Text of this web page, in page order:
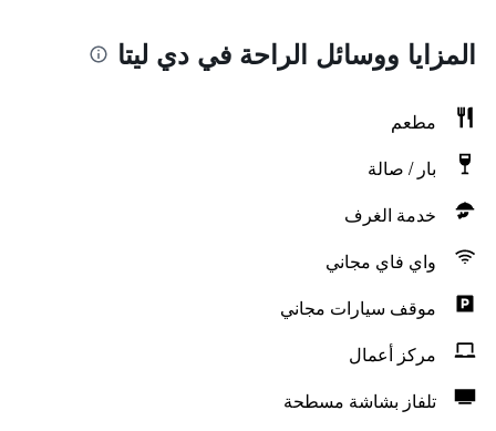
المزايا ووسائل الراحة في دي ليتا
مطعم
بار / صالة
خدمة الغرف
واي فاي مجاني
موقف سيارات مجاني
مركز أعمال
تلفاز بشاشة مسطحة